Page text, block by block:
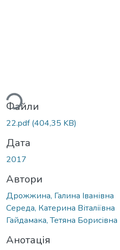
Файли
22.pdf(404,35 KB)
Дата
2017
Автори
Дрожжина, Галина Іванівна
Середа, Катерина Віталіївна
Гайдамака, Тетяна Борисівна
Анотація